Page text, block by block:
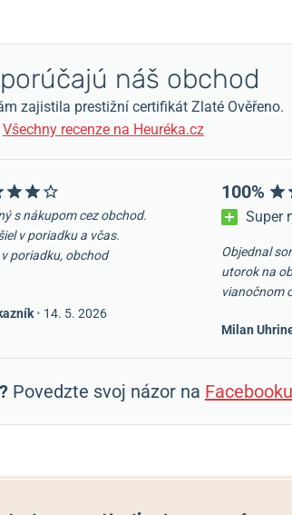
náš obchod
zajistila prestižní certifikát Zlaté Ověřeno.
Všechny recenze na Heuréka.cz
s nákupom cez obchod.
v poriadku a včas.
poriadku, obchod
• 14. 5. 2026
100%
Super
Objednal
utorok na
vianočnom
Milan
Povedzte svoj názor na Facebooku